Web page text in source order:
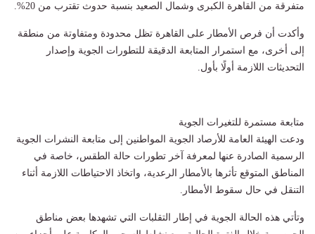
متفرقة من القاهرة الكبرى وشمال الصعيد بنسبة حدوث تقترب من 20%.
وأكدت أن فرص الأمطار على القاهرة تظل محدودة ومتفاوتة من منطقة
إلى أخرى، مع استمرار المتابعة الدقيقة للتطورات الجوية وإصدار
التحديثات اللازمة أولًا بأول.
متابعة مستمرة للتغيرات الجوية
ودعت الهيئة العامة للأرصاد الجوية المواطنين إلى متابعة النشرات الجوية
الرسمية الصادرة عنها لمعرفة آخر تطورات حالة الطقس، خاصة في
المناطق المتوقع تأثرها بالأمطار الرعدية، واتخاذ الاحتياطات اللازمة أثناء
التنقل في حال سقوط الأمطار.
وتأتي هذه الحالة الجوية في إطار التقلبات التي تشهدها بعض مناطق